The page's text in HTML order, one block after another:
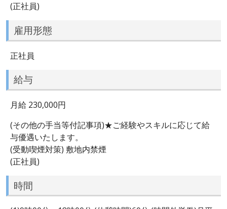
(正社員)
雇用形態
正社員
給与
月給 230,000円
(その他の手当等付記事項)★ご経験やスキルに応じて給
与優遇いたします。
(受動喫煙対策) 敷地内禁煙
(正社員)
時間